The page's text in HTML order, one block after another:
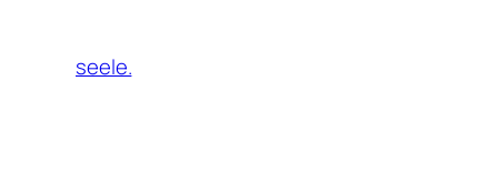
seele.